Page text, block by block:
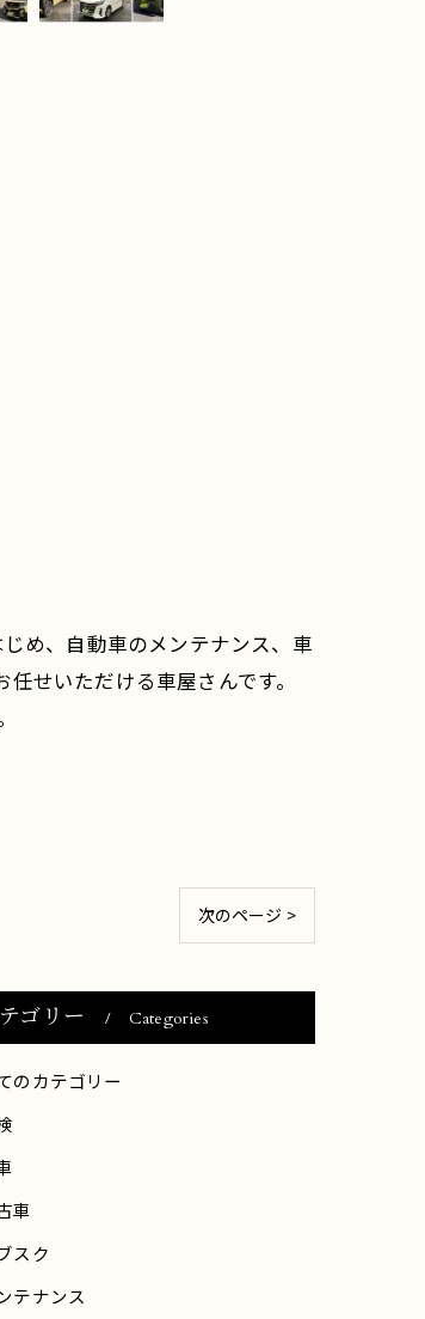
め、自動車のメンテナンス、車
せいただける車屋さんです。
次のページ >
ゴリー Categories
のカテゴリー
車
スク
テナンス